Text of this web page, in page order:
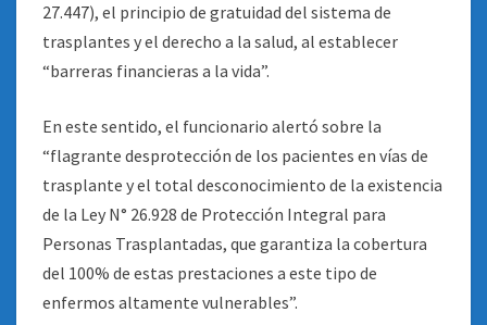
27.447), el principio de gratuidad del sistema de
trasplantes y el derecho a la salud, al establecer
“barreras financieras a la vida”.
En este sentido, el funcionario alertó sobre la
“flagrante desprotección de los pacientes en vías de
trasplante y el total desconocimiento de la existencia
de la Ley N° 26.928 de Protección Integral para
Personas Trasplantadas, que garantiza la cobertura
del 100% de estas prestaciones a este tipo de
enfermos altamente vulnerables”.